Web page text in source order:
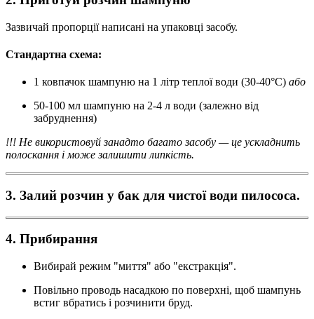
Зазвичай пропорції написані на упаковці засобу.
Стандартна схема:
1 ковпачок шампуню на 1 літр теплої води (30-40°C) або
50-100 мл шампуню на 2-4 л води (залежно від
забруднення)
!!! Не використовуй занадто багато засобу — це ускладнить
полоскання і може залишити липкість.
3. Залий розчин у бак для чистої води пилососа.
4. Прибирання
Вибирай режим "миття" або "екстракція".
Повільно проводь насадкою по поверхні, щоб шампунь
встиг вбратись і розчинити бруд.